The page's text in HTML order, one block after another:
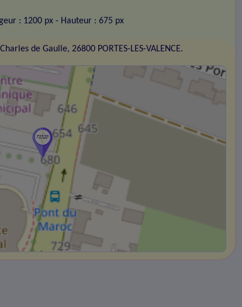
: 1200 px - Hauteur : 675 px
de Gaulle, 26800 PORTES-LES-VALENCE.